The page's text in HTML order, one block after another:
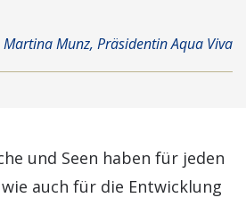
Martina Munz, Präsidentin Aqua Viva
und Seen haben für jeden
auch für die Entwicklung